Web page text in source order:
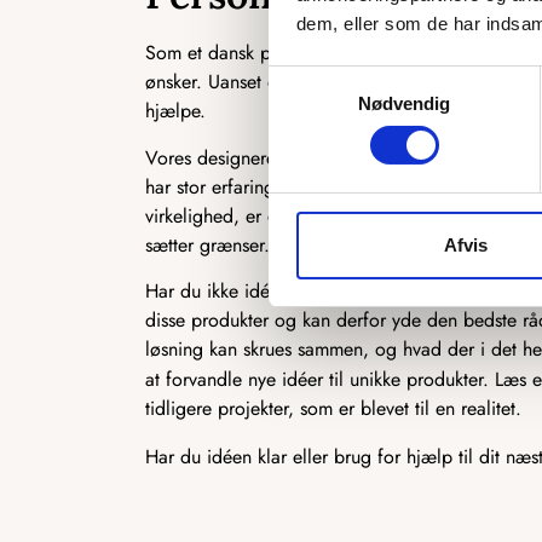
dem, eller som de har
Samtykkevalg
Nødvendig
Afvis
Som et dansk producerende firma har vi en
ønsker. Uanset om det er en ekstra ø, du
hjælpe.
Vores designere står klar til at høre, hvad du
har stor erfaring med at producere
virkelighed, er du kommet til det rette sted.
sætter grænser.
Har du ikke idéen 100 % på plads, står vi
disse produkter og kan derfor yde den bedste
løsning kan skrues sammen, og hvad der i det
at forvandle nye idéer til unikke produkter. Læs
tidligere projekter, som er blevet til en realitet.
Har du idéen klar eller brug for hjælp til dit